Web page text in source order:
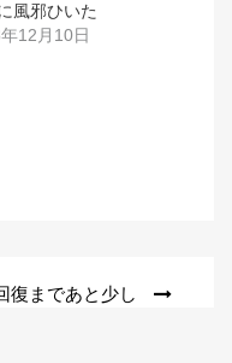
風邪ひいた
12月10日
復まであと少し